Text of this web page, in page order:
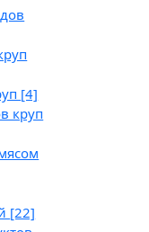
[4]
круп
[22]